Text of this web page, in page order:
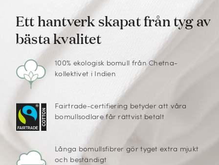
Ett hantverk skapat från tyg av
bästa kvalitet
100% ekologisk bomull från Chetna-
kollektivet i Indien
Fairtrade-certifiering betyder att våra
bomullsodlare får rättvist betalt
Långa bomullsfibrer gör tyget extra mjukt
och beständigt